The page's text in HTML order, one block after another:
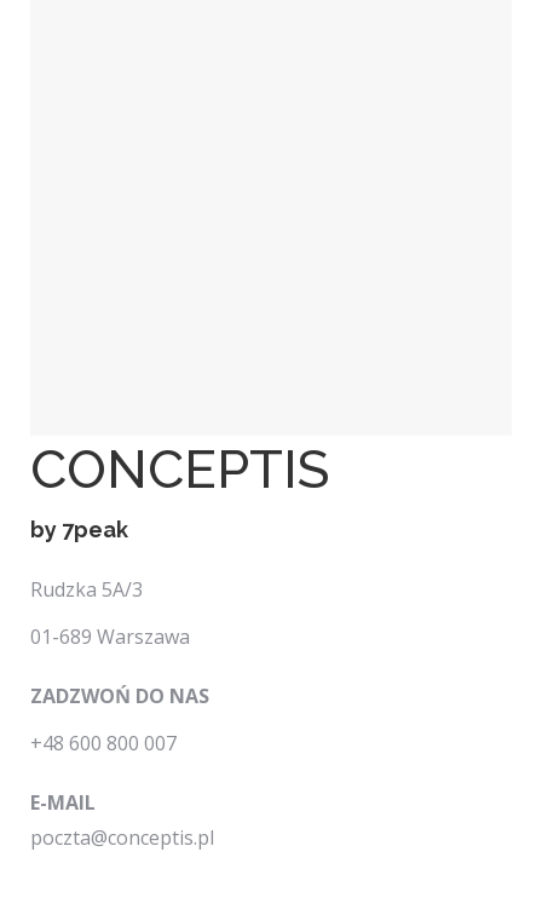
CONCEPTIS
by 7peak
Rudzka 5A/3
01-689 Warszawa
ZADZWOŃ DO NAS
+48 600 800 007
E-MAIL
poczta@conceptis.pl